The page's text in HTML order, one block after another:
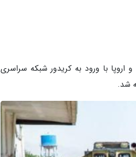
اروپا با ورود به کریدور شبکه سراسری